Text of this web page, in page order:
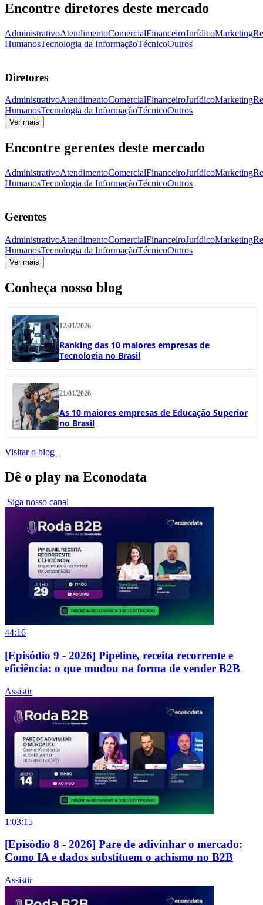
Encontre diretores deste mercado
AdministrativoAtendimentoComercialFinanceiroJurídicoMarketing
HumanosTecnologia da InformaçãoTécnicoOutros
Diretores
AdministrativoAtendimentoComercialFinanceiroJurídicoMarketing
HumanosTecnologia da InformaçãoTécnicoOutros
Ver mais
Encontre gerentes deste mercado
AdministrativoAtendimentoComercialFinanceiroJurídicoMarketing
HumanosTecnologia da InformaçãoTécnicoOutros
Gerentes
AdministrativoAtendimentoComercialFinanceiroJurídicoMarketing
HumanosTecnologia da InformaçãoTécnicoOutros
Ver mais
Conheça nosso blog
12/01/2026
Ranking das 10 maiores empresas de
Tecnologia no Brasil
21/01/2026
As 10 maiores empresas de Educação Superior
no Brasil
Visitar o blog
Dê o play na Econodata
Siga nosso canal
44:16
[Episódio 9 - 2026] Pipeline, receita recorrente e
eficiência: o que mudou na forma de vender B2B
Assistir
1:03:15
[Episódio 8 - 2026] Pare de adivinhar o mercado:
Como IA e dados substituem o achismo no B2B
Assistir